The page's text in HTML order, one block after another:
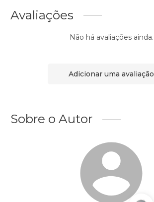
Avaliações
Não há avaliações ainda.
Adicionar uma avaliação
Sobre o Autor